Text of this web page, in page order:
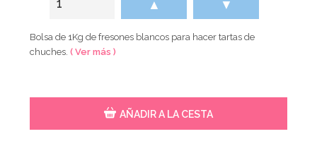
▲ ▼
Bolsa de 1Kg de fresones blancos para hacer tartas de
chuches.( Ver más )
AÑADIR A LA CESTA